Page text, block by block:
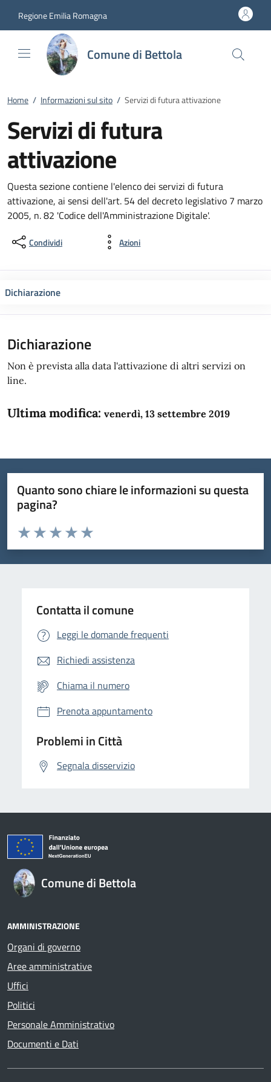
Regione Emilia Romagna
Comune di Bettola
Home / Informazioni sul sito / Servizi di futura attivazione
Servizi di futura
attivazione
Questa sezione contiene l'elenco dei servizi di futura
attivazione, ai sensi dell'art. 54 del decreto legislativo 7 marzo
2005, n. 82 'Codice dell'Amministrazione Digitale'.
Condividi Azioni
Dichiarazione
Dichiarazione
Non è prevista alla data l'attivazione di altri servizi on
line.
Ultima modifica: venerdì, 13 settembre 2019
Quanto sono chiare le informazioni su questa
pagina?
Domanda
Valuta da 1 a 5 stelle la pagina
Valuta 5 stelle su 5
Valuta 4 stelle su 5
Valuta 3 stelle su 5
Valuta 2 stelle su 5
Valuta 1 stelle su 5
Contatta il comune
Leggi le domande frequenti
Richiedi assistenza
Chiama il numero
Prenota appuntamento
Problemi in Città
Segnala disservizio
Comune di Bettola
AMMINISTRAZIONE
Organi di governo
Aree amministrative
Uffici
Politici
Personale Amministrativo
Documenti e Dati